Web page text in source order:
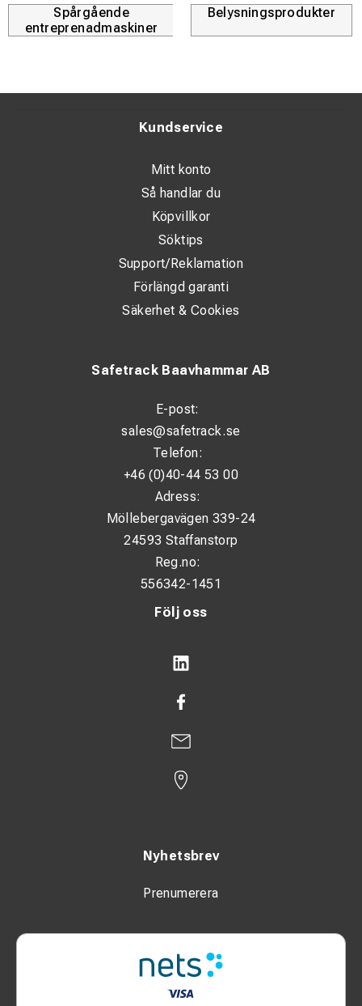
Spårgående
entreprenadmaskiner
Belysningsprodukter
Följ oss
Nyhetsbrev
Prenumerera
Safetrack Baavhammar AB
E-post:
sales@safetrack.se
Telefon:
+46 (0)40-44 53 00
Adress:
Möllebergavägen 339-24
24593 Staffanstorp
Reg.no:
556342-1451
Kundservice
Mitt konto
Så handlar du
Köpvillkor
Söktips
Support/Reklamation
Förlängd garanti
Säkerhet & Cookies